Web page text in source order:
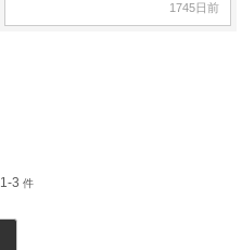
1745日前
1-3 件